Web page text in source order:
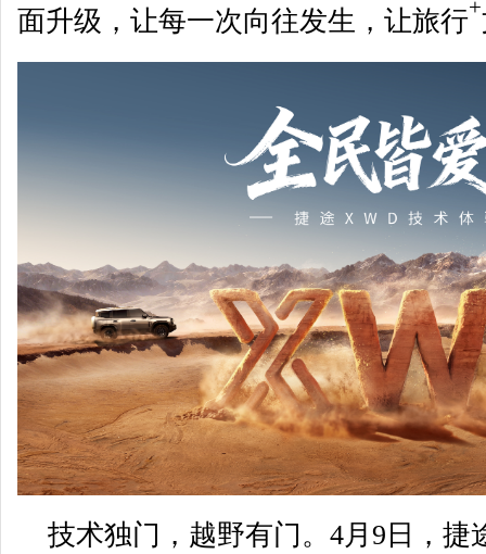
面升级，让每一次向往发生，让旅行+
技术独门，越野有门。4月9日，